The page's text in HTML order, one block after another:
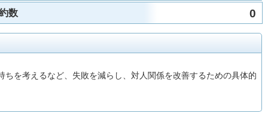
数 0
を考えるなど、失敗を減らし、対人関係を改善するための具体的